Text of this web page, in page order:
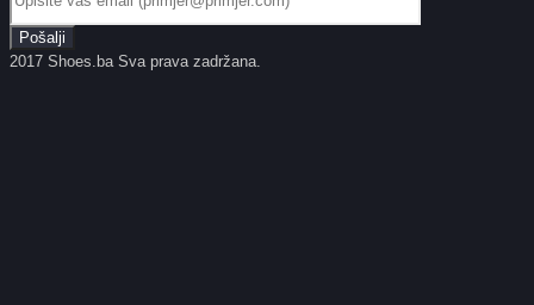
2017 Shoes.ba Sva prava zadržana.